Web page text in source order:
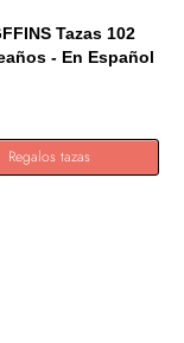
Tazas 102
- En Español
Regalos tazas